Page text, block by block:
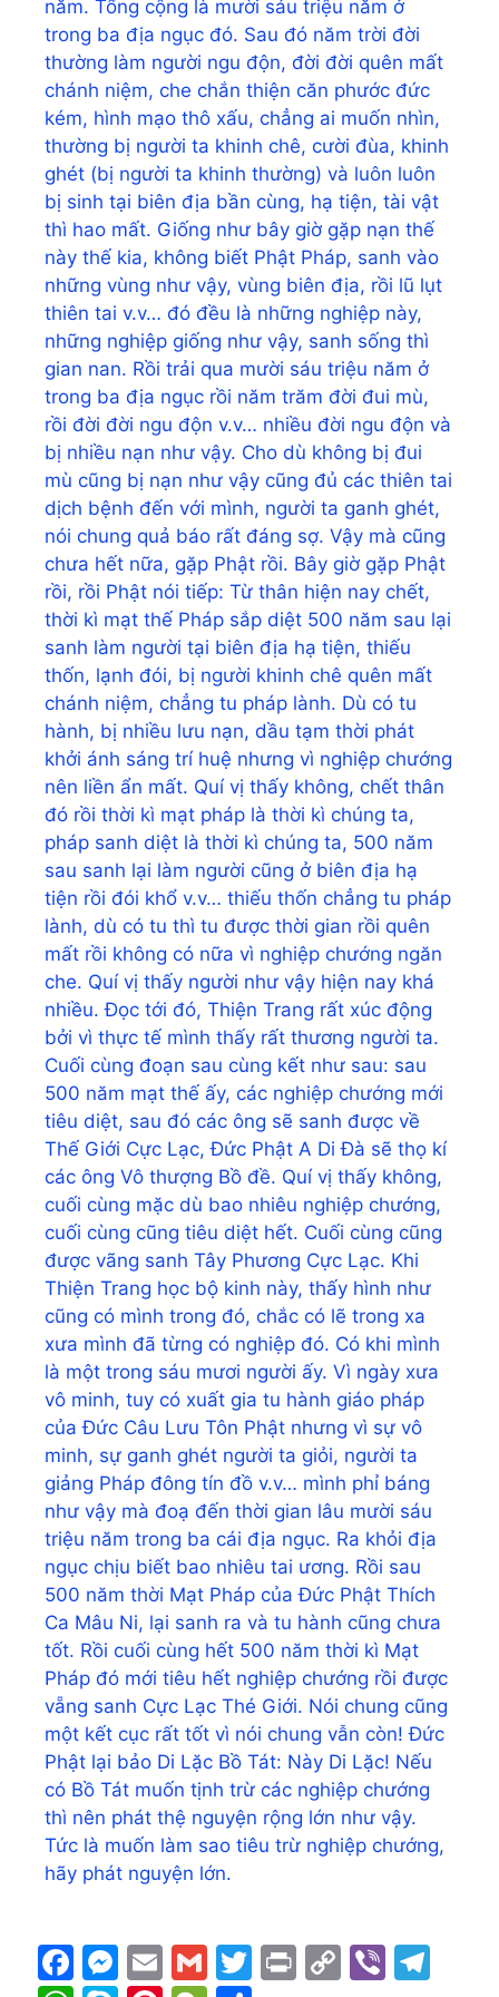
năm. Tổng cộng là mười sáu triệu năm ở
trong ba địa ngục đó. Sau đó năm trời đời
thường làm người ngu độn, đời đời quên mất
chánh niệm, che chắn thiện căn phước đức
kém, hình mạo thô xấu, chẳng ai muốn nhìn,
thường bị người ta khinh chê, cười đùa, khinh
ghét (bị người ta khinh thường) và luôn luôn
bị sinh tại biên địa bần cùng, hạ tiện, tài vật
thì hao mất. Giống như bây giờ gặp nạn thế
này thế kia, không biết Phật Pháp, sanh vào
những vùng như vậy, vùng biên địa, rồi lũ lụt
thiên tai v.v… đó đều là những nghiệp này,
những nghiệp giống như vậy, sanh sống thì
gian nan. Rồi trải qua mười sáu triệu năm ở
trong ba địa ngục rồi năm trăm đời đui mù,
rồi đời đời ngu độn v.v… nhiều đời ngu độn và
bị nhiều nạn như vậy. Cho dù không bị đui
mù cũng bị nạn như vậy cũng đủ các thiên tai
dịch bệnh đến với mình, người ta ganh ghét,
nói chung quả báo rất đáng sợ. Vậy mà cũng
chưa hết nữa, gặp Phật rồi. Bây giờ gặp Phật
rồi, rồi Phật nói tiếp: Từ thân hiện nay chết,
thời kì mạt thế Pháp sắp diệt 500 năm sau lại
sanh làm người tại biên địa hạ tiện, thiếu
thốn, lạnh đói, bị người khinh chê quên mất
chánh niệm, chẳng tu pháp lành. Dù có tu
hành, bị nhiều lưu nạn, dầu tạm thời phát
khởi ánh sáng trí huệ nhưng vì nghiệp chướng
nên liền ẩn mất. Quí vị thấy không, chết thân
đó rồi thời kì mạt pháp là thời kì chúng ta,
pháp sanh diệt là thời kì chúng ta, 500 năm
sau sanh lại làm người cũng ở biên địa hạ
tiện rồi đói khổ v.v… thiếu thốn chẳng tu pháp
lành, dù có tu thì tu được thời gian rồi quên
mất rồi không có nữa vì nghiệp chướng ngăn
che. Quí vị thấy người như vậy hiện nay khá
nhiều. Đọc tới đó, Thiện Trang rất xúc động
bởi vì thực tế mình thấy rất thương người ta.
Cuối cùng đoạn sau cùng kết như sau: sau
500 năm mạt thế ấy, các nghiệp chướng mới
tiêu diệt, sau đó các ông sẽ sanh được về
Thế Giới Cực Lạc, Đức Phật A Di Đà sẽ thọ kí
các ông Vô thượng Bồ đề. Quí vị thấy không,
cuối cùng mặc dù bao nhiêu nghiệp chướng,
cuối cùng cũng tiêu diệt hết. Cuối cùng cũng
được vãng sanh Tây Phương Cực Lạc. Khi
Thiện Trang học bộ kinh này, thấy hình như
cũng có mình trong đó, chắc có lẽ trong xa
xưa mình đã từng có nghiệp đó. Có khi mình
là một trong sáu mươi người ấy. Vì ngày xưa
vô minh, tuy có xuất gia tu hành giáo pháp
của Đức Câu Lưu Tôn Phật nhưng vì sự vô
minh, sự ganh ghét người ta giỏi, người ta
giảng Pháp đông tín đồ v.v… mình phỉ báng
như vậy mà đoạ đến thời gian lâu mười sáu
triệu năm trong ba cái địa ngục. Ra khỏi địa
ngục chịu biết bao nhiêu tai ương. Rồi sau
500 năm thời Mạt Pháp của Đức Phật Thích
Ca Mâu Ni, lại sanh ra và tu hành cũng chưa
tốt. Rồi cuối cùng hết 500 năm thời kì Mạt
Pháp đó mới tiêu hết nghiệp chướng rồi được
vẵng sanh Cực Lạc Thé Giới. Nói chung cũng
một kết cục rất tốt vì nói chung vẫn còn! Đức
Phật lại bảo Di Lặc Bồ Tát: Này Di Lặc! Nếu
có Bồ Tát muốn tịnh trừ các nghiệp chướng
thì nên phát thệ nguyện rộng lớn như vậy.
Tức là muốn làm sao tiêu trừ nghiệp chướng,
hãy phát nguyện lớn.
F
M E
G
T
Pr C
Vi